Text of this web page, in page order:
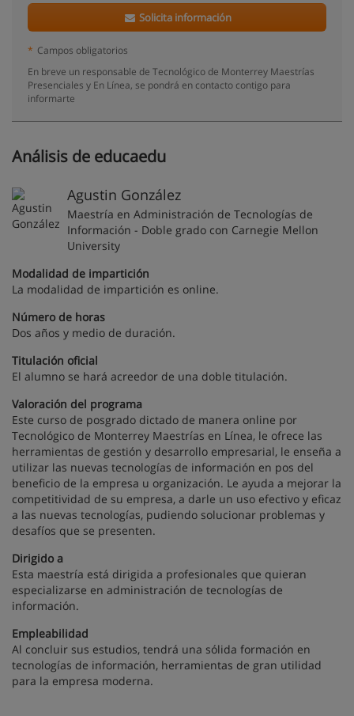
Solicita información
* Campos obligatorios
En breve un responsable de Tecnológico de Monterrey Maestrías
Presenciales y En Línea, se pondrá en contacto contigo para
informarte
Análisis de educaedu
Agustin González
Maestría en Administración de Tecnologías de
Información - Doble grado con Carnegie Mellon
University
Modalidad de impartición
La modalidad de impartición es online.
Número de horas
Dos años y medio de duración.
Titulación oficial
El alumno se hará acreedor de una doble titulación.
Valoración del programa
Este curso de posgrado dictado de manera online por
Tecnológico de Monterrey Maestrías en Línea, le ofrece las
herramientas de gestión y desarrollo empresarial, le enseña a
utilizar las nuevas tecnologías de información en pos del
beneficio de la empresa u organización. Le ayuda a mejorar la
competitividad de su empresa, a darle un uso efectivo y eficaz
a las nuevas tecnologías, pudiendo solucionar problemas y
desafíos que se presenten.
Dirigido a
Esta maestría está dirigida a profesionales que quieran
especializarse en administración de tecnologías de
información.
Empleabilidad
Al concluir sus estudios, tendrá una sólida formación en
tecnologías de información, herramientas de gran utilidad
para la empresa moderna.